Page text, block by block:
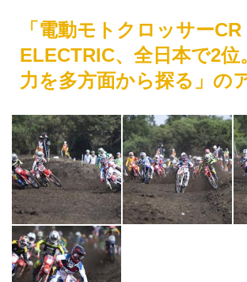
「電動モトクロッサーCR
ELECTRIC、全日本で2位
力を多方面から探る」の